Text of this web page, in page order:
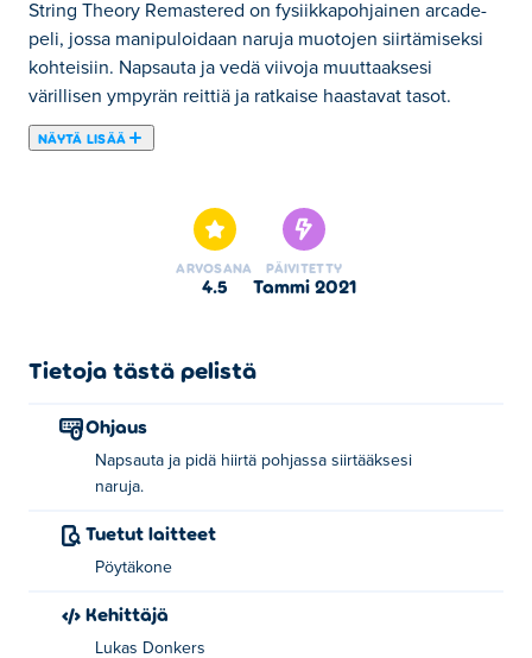
String Theory Remastered on fysiikkapohjainen arcade-
peli, jossa manipuloidaan naruja muotojen siirtämiseksi
kohteisiin. Napsauta ja vedä viivoja muuttaaksesi
värillisen ympyrän reittiä ja ratkaise haastavat tasot.
NÄYTÄ LISÄÄ
ARVOSANA
4.5
PÄIVITETTY
tammi 2021
Tietoja tästä pelistä
Ohjaus
Napsauta ja pidä hiirtä pohjassa siirtääksesi
naruja.
Tuetut laitteet
Pöytäkone
Kehittäjä
Lukas Donkers